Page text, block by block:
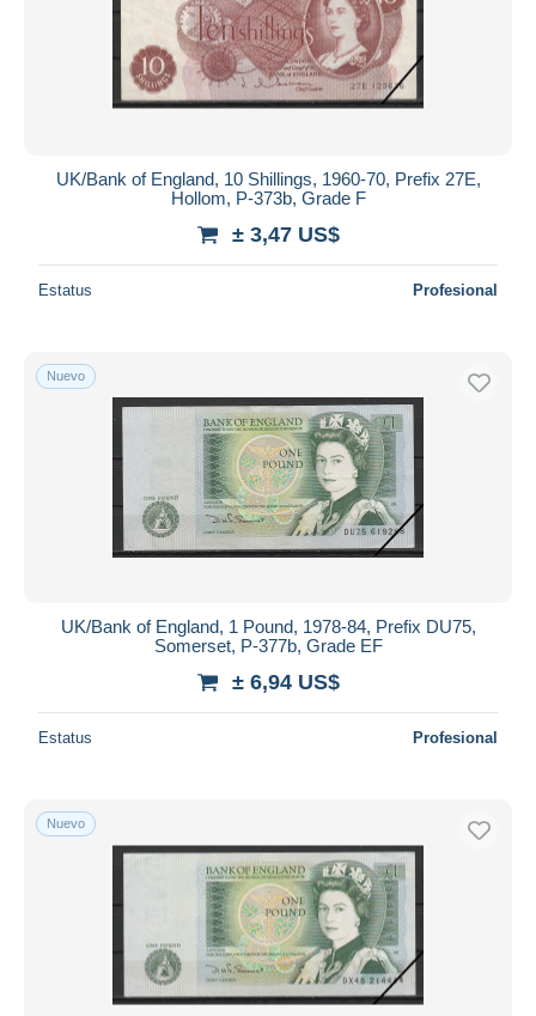
UK/Bank of England, 10 Shillings, 1960-70, Prefix 27E,
Hollom, P-373b, Grade F
± 3,47 US$
Estatus Profesional
Nuevo
UK/Bank of England, 1 Pound, 1978-84, Prefix DU75,
Somerset, P-377b, Grade EF
± 6,94 US$
Estatus Profesional
Nuevo